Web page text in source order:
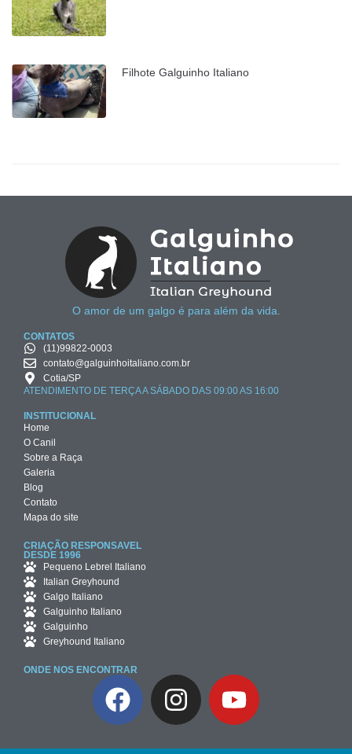
Filhote Galguinho Italiano
O amor de um galgo é para além da vida.
CONTATOS
(11)99822-0003
contato@galguinhoitaliano.com.br
Cotia/SP
ATENDIMENTO DE TERÇA A SÁBADO DAS 09:00 AS 16:00
INSTITUCIONAL
Home
O Canil
Sobre a Raça
Galeria
Blog
Contato
Mapa do site
CRIAÇÃO RESPONSAVEL
DESDE 1996
Pequeno Lebrel Italiano
Italian Greyhound
Galgo Italiano
Galguinho Italiano
Galguinho
Greyhound Italiano
ONDE NOS ENCONTRAR